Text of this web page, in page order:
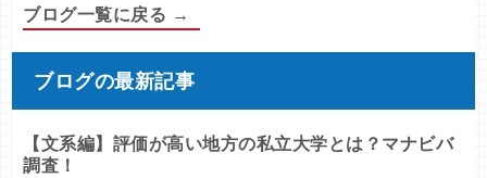
ブログ一覧に戻る →
ブログの最新記事
【文系編】評価が高い地方の私立大学とは？マナビバ
調査！